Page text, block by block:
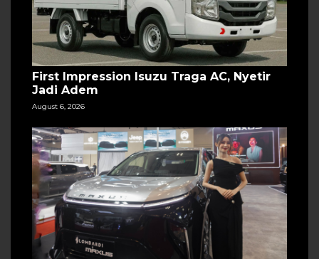
First Impression Isuzu Traga AC, Nyetir
Jadi Adem
August 6, 2026